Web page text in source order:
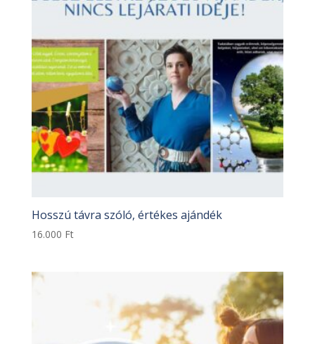
Hosszú távra szóló, értékes ajándék
16.000 Ft